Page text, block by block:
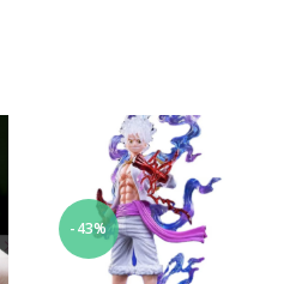
-43%